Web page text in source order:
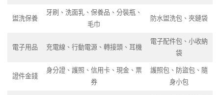
盥洗保養
牙刷、洗面乳、保養品、分裝瓶、
毛巾
防水盥洗包、夾鏈袋
電子用品 充電線、行動電源、轉接頭、耳機
電子配件包、小收納
袋
證件金錢
身分證、護照、信用卡、現金、票
券
護照包、防盜包、隨
身小包